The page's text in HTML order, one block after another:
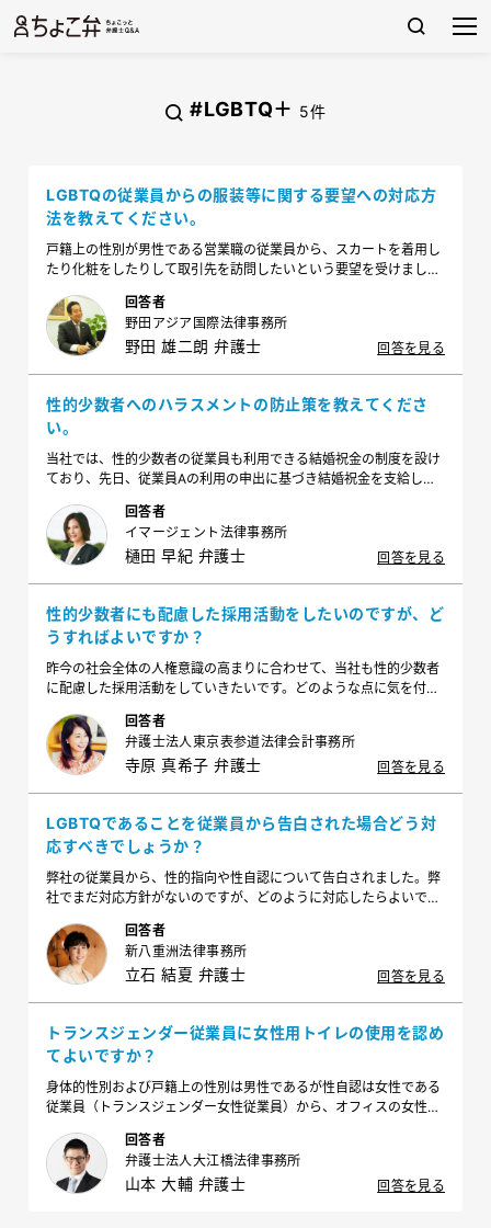
#LGBTQ＋ 5件
LGBTQの従業員からの服装等に関する要望への対応方
法を教えてください。
戸籍上の性別が男性である営業職の従業員から、スカートを着用し
たり化粧をしたりして取引先を訪問したいという要望を受けまし
内勤への配置転換を受け入れるよう打診したいです。気を付けるべ
き点はありますか？
回答者
野田アジア国際法律事務所
野田 雄二朗 弁護士 回答を見る
性的少数者へのハラスメントの防止策を教えてくださ
い。
当社では、性的少数者の従業員も利用できる結婚祝金の制度を設け
ており、先日、従業員Aの利用の申出に基づき結婚祝金を支給しま
員Bが、他の従業員がいる前で、Aに対し、Aが当該制度を利用した
ことやAのパートナーについて言及し、祝福の声をかけました。こ
のようなBの対応に問題はあるでしょうか？いわゆるSOGIハラを防
回答者
イマージェント法律事務所
樋田 早紀 弁護士 回答を見る
性的少数者にも配慮した採用活動をしたいのですが、ど
うすればよいですか？
昨今の社会全体の人権意識の高まりに合わせて、当社も性的少数者
に配慮した採用活動をしていきたいです。どのような点に気を付け
回答者
弁護士法人東京表参道法律会計事務所
寺原 真希子 弁護士 回答を見る
LGBTQであることを従業員から告白された場合どう対
応すべきでしょうか？
弊社の従業員から、性的指向や性自認について告白されました。弊
社でまだ対応方針がないのですが、どのように対応したらよいでし
回答者
新八重洲法律事務所
立石 結夏 弁護士 回答を見る
トランスジェンダー従業員に女性用トイレの使用を認め
てよいですか？
身体的性別および戸籍上の性別は男性であるが性自認は女性である
従業員（トランスジェンダー女性従業員）から、オフィスの女性用
ら良いでしょうか？
回答者
弁護士法人大江橋法律事務所
山本 大輔 弁護士 回答を見る